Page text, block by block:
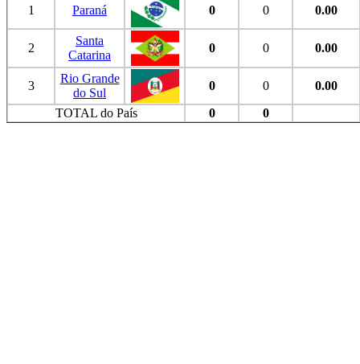
1 Paraná 0 0 0.00
2
Santa
Catarina
0 0 0.00
3
Rio Grande
do Sul
0 0
0.00
TOTAL do País
0 0